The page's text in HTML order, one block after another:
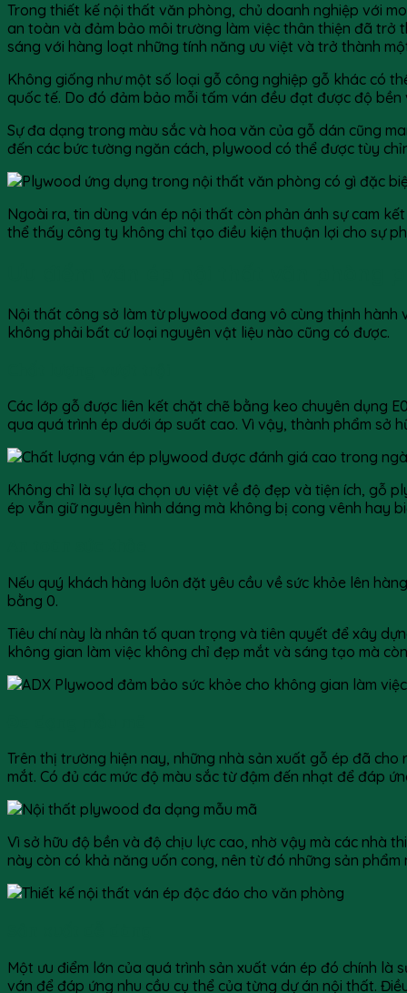
Trong thiết kế nội thất văn phòng, chủ doanh nghiệp với
an toàn và đảm bảo môi trường làm việc thân thiện đã trở
sáng với hàng loạt những tính năng ưu việt và trở thành
Không giống như một số loại gỗ công nghiệp gỗ khác có
quốc tế. Do đó đảm bảo mỗi tấm ván đều đạt được độ bền
Sự đa dạng trong màu sắc và hoa văn của gỗ dán cũng
đến các bức tường ngăn cách, plywood có thể được tùy
Ngoài ra, tin dùng ván ép nội thất còn phản ánh sự cam
thể thấy công ty không chỉ tạo điều kiện thuận lợi cho sự
Nội thất công sở làm từ plywood đang vô cùng thịnh hành
không phải bất cứ loại nguyên vật liệu nào cũng có được.
Các lớp gỗ được liên kết chặt chẽ bằng keo chuyên dụng
qua quá trình ép dưới áp suất cao. Vì vậy, thành phẩm sở
Không chỉ là sự lựa chọn ưu việt về độ đẹp và tiện ích, gỗ
ép vẫn giữ nguyên hình dáng mà không bị cong vênh hay
Nếu quý khách hàng luôn đặt yêu cầu về sức khỏe lên
bằng 0.
Tiêu chí này là nhân tố quan trọng và tiên quyết để xây
không gian làm việc không chỉ đẹp mắt và sáng tạo mà
Trên thị trường hiện nay, những nhà sản xuất gỗ ép đã
mắt. Có đủ các mức độ màu sắc từ đậm đến nhạt để đáp
Vì sở hữu độ bền và độ chịu lực cao, nhờ vậy mà các nhà
này còn có khả năng uốn cong, nên từ đó những sản
Một ưu điểm lớn của quá trình sản xuất ván ép đó chính
ván để đáp ứng nhu cầu cụ thể của từng dự án nội thất.